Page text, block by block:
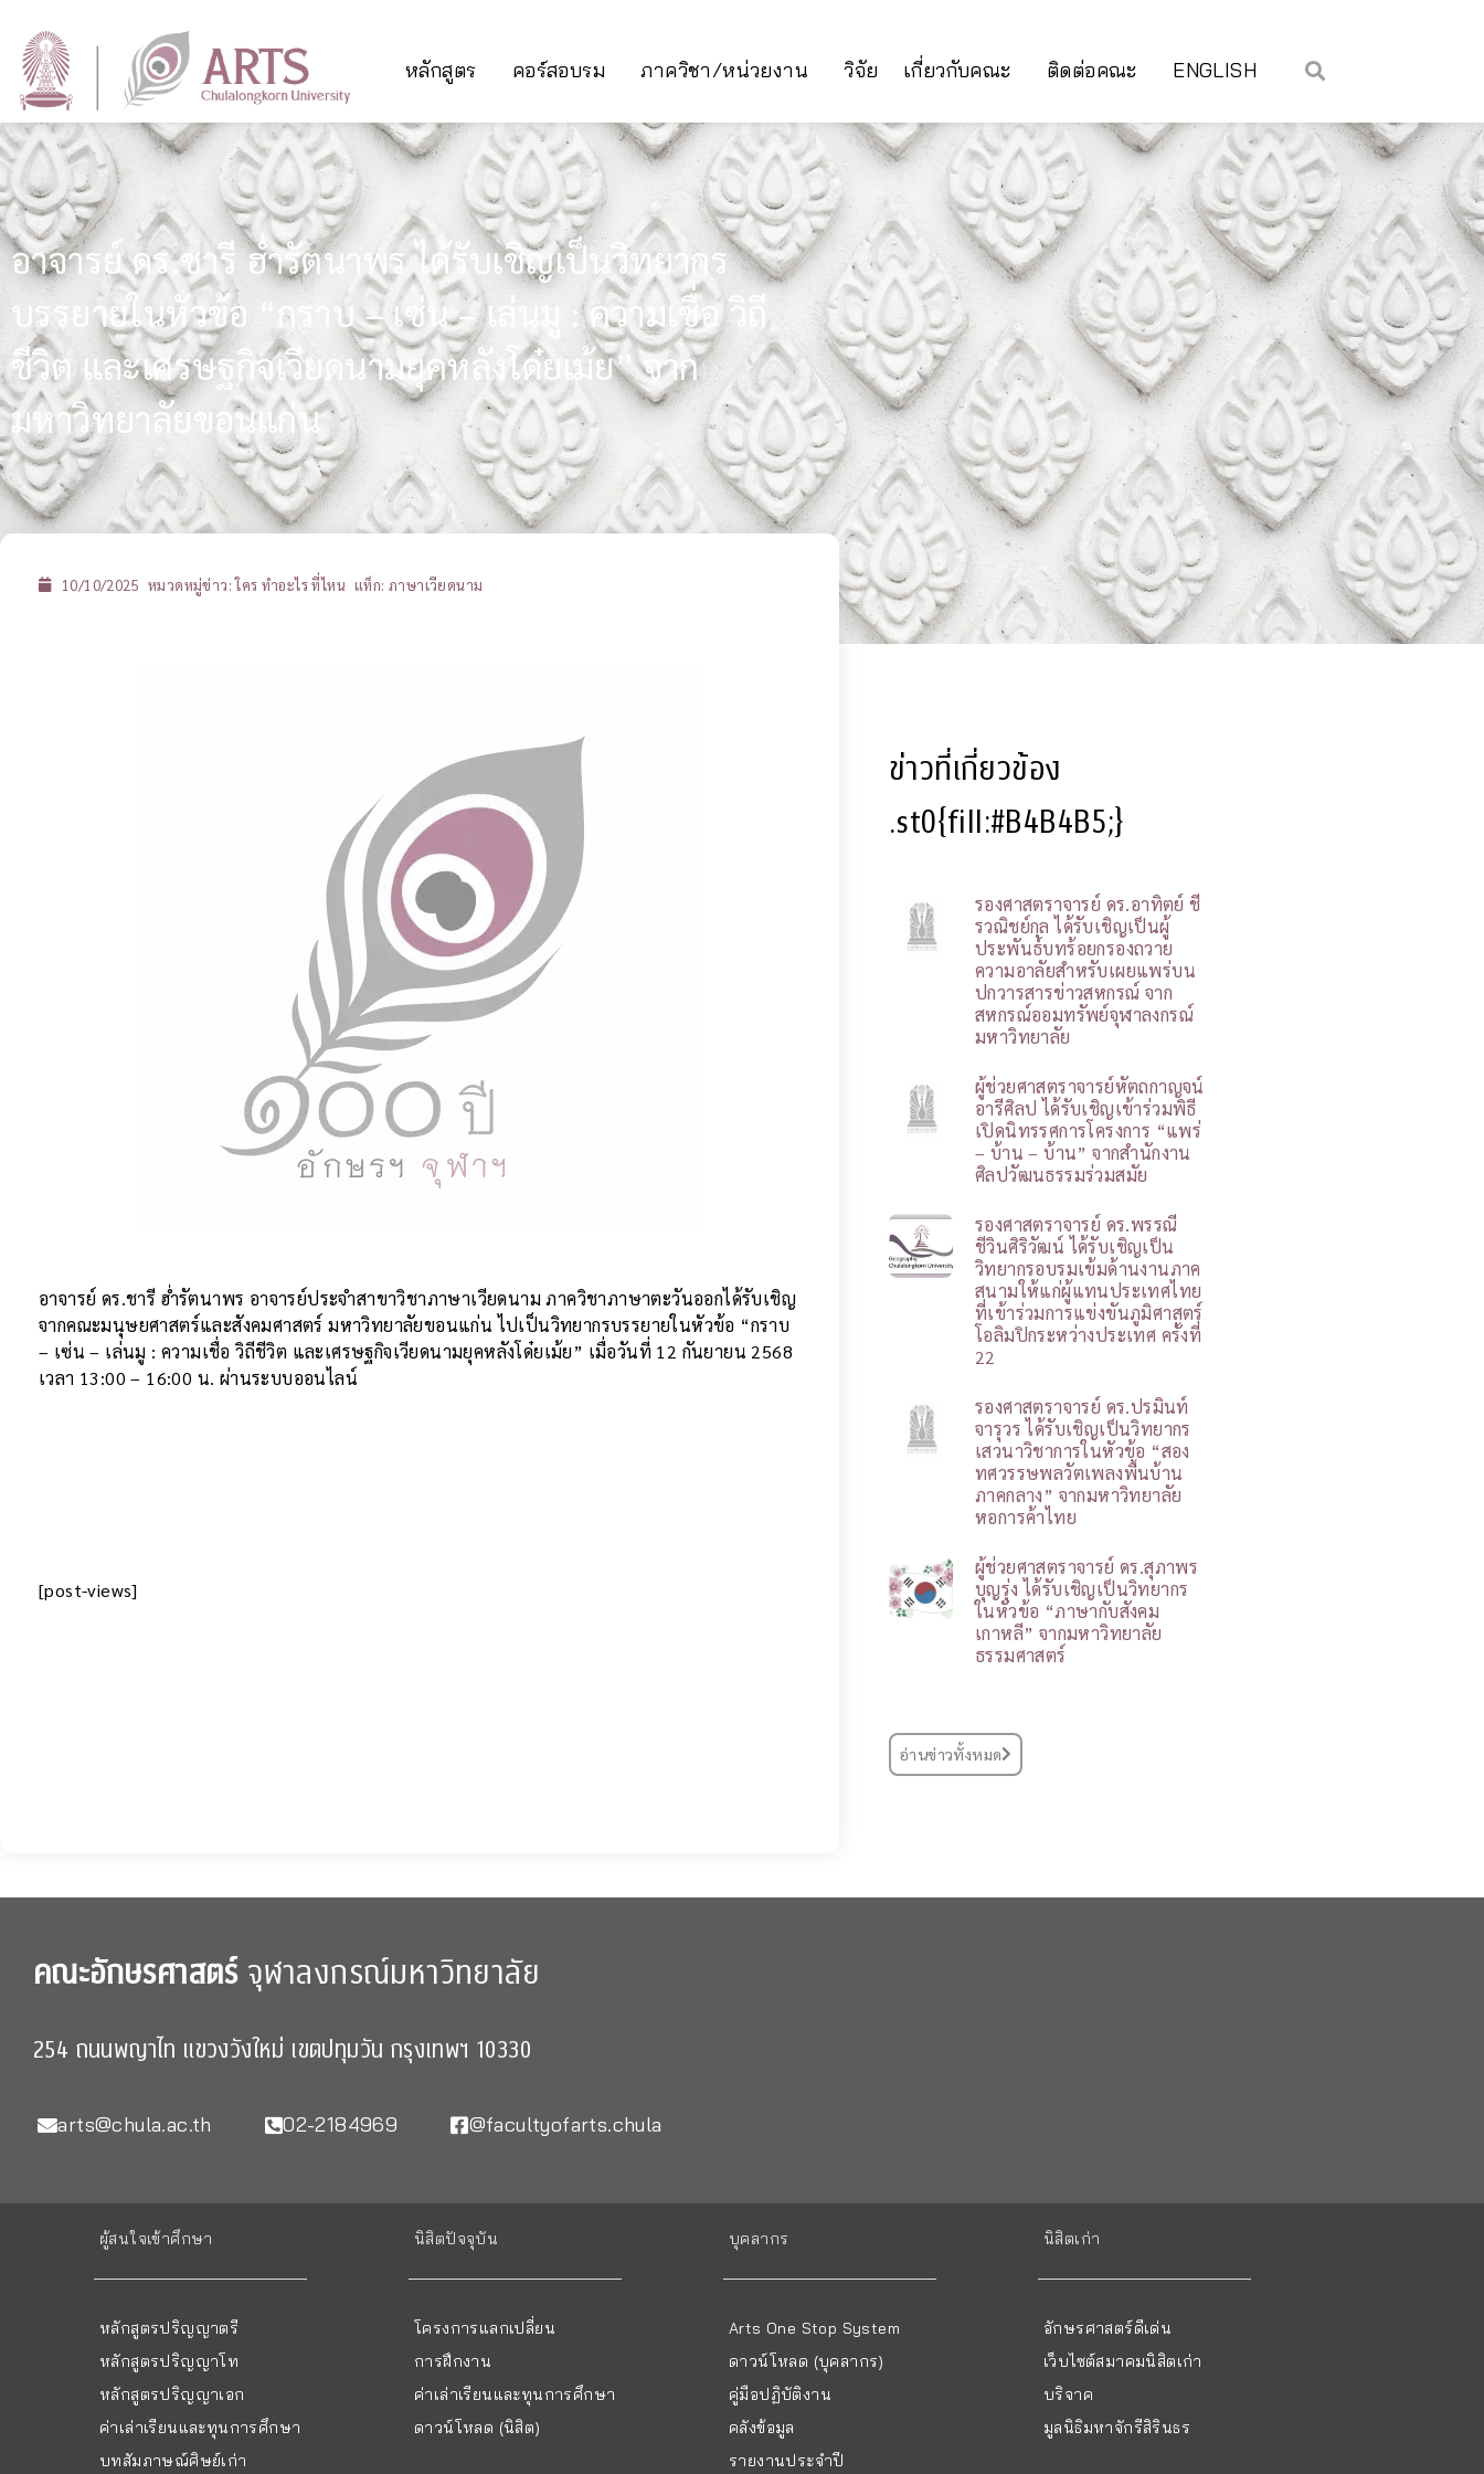
หลักสูตร คอร์สอบรม ภาควิชา/หน่วยงาน วิจัย เกี่ยวกับคณะ ติดต่อคณะ ENGLISH
อาจารย์ ดร.ชารี ฮ่ำรัตนาพร ได้รับเชิญเป็นวิทยากร
บรรยายในหัวข้อ “กราบ – เซ่น – เล่นมู : ความเชื่อ วิถี
ชีวิต และเศรษฐกิจเวียดนามยุคหลังโด๋ยเม้ย” จาก
มหาวิทยาลัยขอนแก่น
10/10/2025 หมวดหมู่ข่าว:ใคร ทำอะไร ที่ไหน แท็ก: ภาษาเวียดนาม
อาจารย์ ดร.ชารี ฮ่ำรัตนาพร อาจารย์ประจำสาขาวิชาภาษาเวียดนาม ภาควิชาภาษาตะวันออกได้รับเชิญ
จากคณะมนุษยศาสตร์และสังคมศาสตร์ มหาวิทยาลัยขอนแก่น ไปเป็นวิทยากรบรรยายในหัวข้อ “กราบ
– เซ่น – เล่นมู : ความเชื่อ วิถีชีวิต และเศรษฐกิจเวียดนามยุคหลังโด๋ยเม้ย” เมื่อวันที่ 12 กันยายน 2568
เวลา 13:00 – 16:00 น. ผ่านระบบออนไลน์
[post-views]
ข่าวที่เกี่ยวข้อง
.st0{fill:#B4B4B5;}
รองศาสตราจารย์ ดร.อาทิตย์ ชี
รวณิชย์กุล ได้รับเชิญเป็นผู้
ประพันธ์บทร้อยกรองถวาย
ความอาลัยสำหรับเผยแพร่บน
ปกวารสารข่าวสหกรณ์ จาก
สหกรณ์ออมทรัพย์จุฬาลงกรณ์
มหาวิทยาลัย
ผู้ช่วยศาสตราจารย์หัตถกาญจน์
อารีศิลป ได้รับเชิญเข้าร่วมพิธี
เปิดนิทรรศการโครงการ “แพร่
– บ้าน – บ้าน” จากสำนักงาน
ศิลปวัฒนธรรมร่วมสมัย
รองศาสตราจารย์ ดร.พรรณี
ชีวินศิริวัฒน์ ได้รับเชิญเป็น
วิทยากรอบรมเข้มด้านงานภาค
สนามให้แก่ผู้แทนประเทศไทย
ที่เข้าร่วมการแข่งขันภูมิศาสตร์
โอลิมปิกระหว่างประเทศ ครั้งที่
22
รองศาสตราจารย์ ดร.ปรมินท์
จารุวร ได้รับเชิญเป็นวิทยากร
เสวนาวิชาการในหัวข้อ “สอง
ทศวรรษพลวัตเพลงพื้นบ้าน
ภาคกลาง” จากมหาวิทยาลัย
หอการค้าไทย
ผู้ช่วยศาสตราจารย์ ดร.สุภาพร
บุญรุ่ง ได้รับเชิญเป็นวิทยากร
ในหัวข้อ “ภาษากับสังคม
เกาหลี” จากมหาวิทยาลัย
ธรรมศาสตร์
อ่านข่าวทั้งหมด
คณะอักษรศาสตร์จุฬาลงกรณ์มหาวิทยาลัย
254 ถนนพญาไท แขวงวังใหม่ เขตปทุมวัน กรุงเทพฯ 10330
arts@chula.ac.th 02-2184969 @facultyofarts.chula
ผู้สนใจเข้าศึกษา
หลักสูตรปริญญาตรี
หลักสูตรปริญญาโท
หลักสูตรปริญญาเอก
ค่าเล่าเรียนและทุนการศึกษา
บทสัมภาษณ์ศิษย์เก่า
นิสิตปัจจุบัน
โครงการแลกเปลี่ยน
การฝึกงาน
ค่าเล่าเรียนและทุนการศึกษา
ดาวน์โหลด (นิสิต)
บุคลากร
Arts One Stop System
ดาวน์โหลด (บุคลากร)
คู่มือปฏิบัติงาน
คลังข้อมูล
รายงานประจำปี
นิสิตเก่า
อักษรศาสตร์ดีเด่น
เว็บไซต์สมาคมนิสิตเก่า
บริจาค
มูลนิธิมหาจักรีสิรินธร